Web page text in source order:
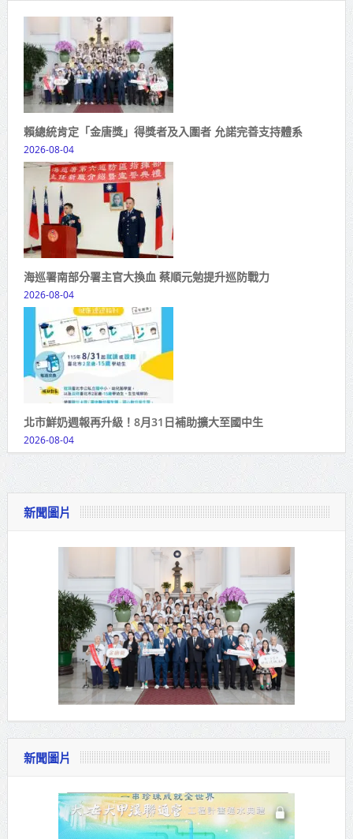
賴總統肯定「金唐獎」得獎者及入圍者 允諾完善支持體系
2026-08-04
海巡署南部分署主官大換血 蔡順元勉提升巡防戰力
2026-08-04
北市鮮奶週報再升級！8月31日補助擴大至國中生
2026-08-04
新聞圖片
新聞圖片